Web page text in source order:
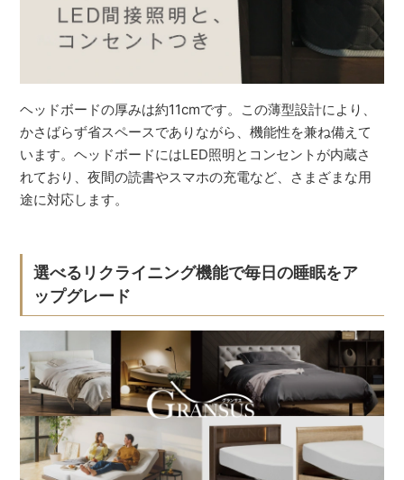
ヘッドボードの厚みは約11cmです。この薄型設計により、
かさばらず省スペースでありながら、機能性を兼ね備えて
います。ヘッドボードにはLED照明とコンセントが内蔵さ
れており、夜間の読書やスマホの充電など、さまざまな用
途に対応します。
選べるリクライニング機能で毎日の睡眠をア
ップグレード